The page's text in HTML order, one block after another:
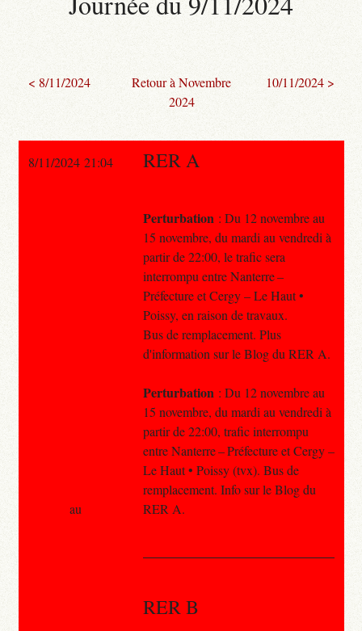
< 8/11/2024
Retour à Novembre
2024
10/11/2024 >
8/11/2024 21:04 RER A
Perturbation : Du 12 novembre au
15 novembre, du mardi au vendredi à
partir de 22:00, le trafic sera
interrompu entre Nanterre –
Préfecture et Cergy – Le Haut •
Poissy, en raison de travaux.
Bus de remplacement. Plus
d'information sur le Blog du RER A.
Perturbation : Du 12 novembre au
15 novembre, du mardi au vendredi à
partir de 22:00, trafic interrompu
entre Nanterre – Préfecture et Cergy –
Le Haut • Poissy (tvx). Bus de
remplacement. Info sur le Blog du
RER A.
RER B
au